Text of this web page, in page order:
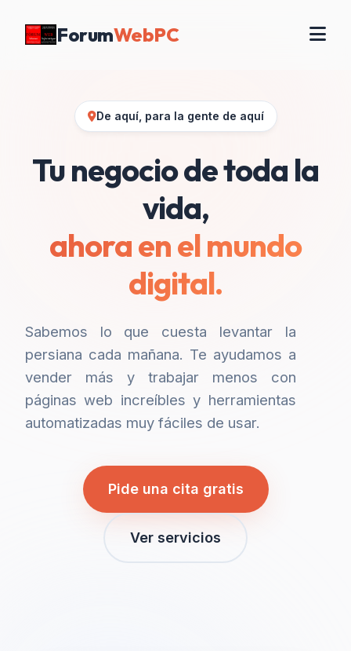
ForumWebPC
De aquí, para la gente de aquí
Tu negocio de toda la
vida,
ahora en el mundo
digital.
Sabemos lo que cuesta levantar la
persiana cada mañana. Te ayudamos a
vender más y trabajar menos con
páginas web increíbles y herramientas
automatizadas muy fáciles de usar.
Pide una cita gratis
Ver servicios